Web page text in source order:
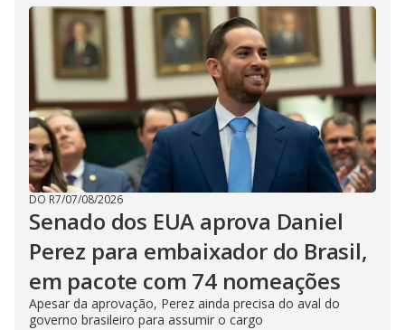
DO R7/07/08/2026
Senado dos EUA aprova Daniel
Perez para embaixador do Brasil,
em pacote com 74 nomeações
Apesar da aprovação, Perez ainda precisa do aval do
governo brasileiro para assumir o cargo